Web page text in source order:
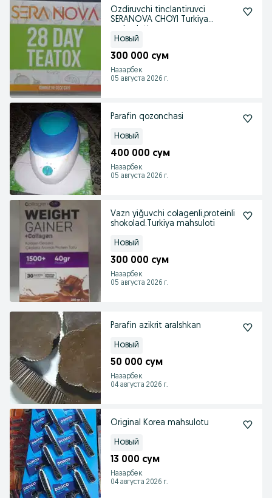
Ozdiruvchi tinclantiruvci
SERANOVA CHOYI Turkiya
Новый
300 000 сум
Назарбек
05 августа 2026 г.
Parafin qozonchasi
Новый
400 000 сум
Назарбек
05 августа 2026 г.
Vazn yiğuvchi colagenli,proteinli
shokolad.Turkiya mahsuloti
Новый
300 000 сум
Назарбек
05 августа 2026 г.
Parafin azikrit aralshkan
Новый
50 000 сум
Назарбек
04 августа 2026 г.
Original Korea mahsulotu
Новый
13 000 сум
Назарбек
04 августа 2026 г.